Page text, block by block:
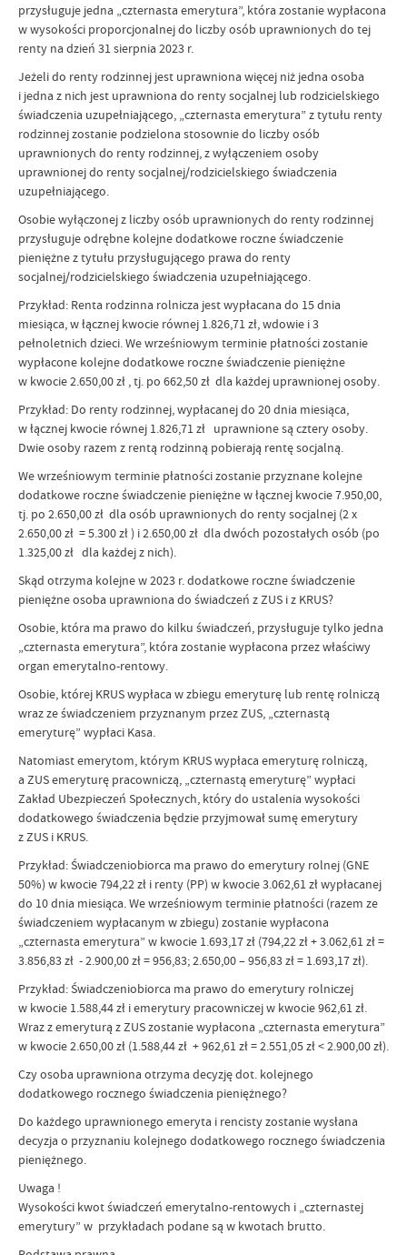
przysługuje jedna „czternasta emerytura”, która zostanie wypłacona
w wysokości proporcjonalnej do liczby osób uprawnionych do tej
renty na dzień 31 sierpnia 2023 r.
Jeżeli do renty rodzinnej jest uprawniona więcej niż jedna osoba
i jedna z nich jest uprawniona do renty socjalnej lub rodzicielskiego
świadczenia uzupełniającego, „czternasta emerytura” z tytułu renty
rodzinnej zostanie podzielona stosownie do liczby osób
uprawnionych do renty rodzinnej, z wyłączeniem osoby
uprawnionej do renty socjalnej/rodzicielskiego świadczenia
uzupełniającego.
Osobie wyłączonej z liczby osób uprawnionych do renty rodzinnej
przysługuje odrębne kolejne dodatkowe roczne świadczenie
pieniężne z tytułu przysługującego prawa do renty
socjalnej/rodzicielskiego świadczenia uzupełniającego.
Przykład: Renta rodzinna rolnicza jest wypłacana do 15 dnia
miesiąca, w łącznej kwocie równej 1.826,71 zł, wdowie i 3
pełnoletnich dzieci. We wrześniowym terminie płatności zostanie
wypłacone kolejne dodatkowe roczne świadczenie pieniężne
w kwocie 2.650,00 zł , tj. po 662,50 zł dla każdej uprawnionej osoby.
Przykład: Do renty rodzinnej, wypłacanej do 20 dnia miesiąca,
w łącznej kwocie równej 1.826,71 zł uprawnione są cztery osoby.
Dwie osoby razem z rentą rodzinną pobierają rentę socjalną.
We wrześniowym terminie płatności zostanie przyznane kolejne
dodatkowe roczne świadczenie pieniężne w łącznej kwocie 7.950,00,
tj. po 2.650,00 zł dla osób uprawnionych do renty socjalnej (2 x
2.650,00 zł = 5.300 zł ) i 2.650,00 zł dla dwóch pozostałych osób (po
1.325,00 zł dla każdej z nich).
Skąd otrzyma kolejne w 2023 r. dodatkowe roczne świadczenie
pieniężne osoba uprawniona do świadczeń z ZUS i z KRUS?
Osobie, która ma prawo do kilku świadczeń, przysługuje tylko jedna
„czternasta emerytura”, która zostanie wypłacona przez właściwy
organ emerytalno-rentowy.
Osobie, której KRUS wypłaca w zbiegu emeryturę lub rentę rolniczą
wraz ze świadczeniem przyznanym przez ZUS, „czternastą
emeryturę” wypłaci Kasa.
Natomiast emerytom, którym KRUS wypłaca emeryturę rolniczą,
a ZUS emeryturę pracowniczą, „czternastą emeryturę” wypłaci
Zakład Ubezpieczeń Społecznych, który do ustalenia wysokości
dodatkowego świadczenia będzie przyjmował sumę emerytury
z ZUS i KRUS.
Przykład: Świadczeniobiorca ma prawo do emerytury rolnej (GNE
50%) w kwocie 794,22 zł i renty (PP) w kwocie 3.062,61 zł wypłacanej
do 10 dnia miesiąca. We wrześniowym terminie płatności (razem ze
świadczeniem wypłacanym w zbiegu) zostanie wypłacona
„czternasta emerytura” w kwocie 1.693,17 zł (794,22 zł + 3.062,61 zł =
3.856,83 zł - 2.900,00 zł = 956,83; 2.650,00 – 956,83 zł = 1.693,17 zł).
Przykład: Świadczeniobiorca ma prawo do emerytury rolniczej
w kwocie 1.588,44 zł i emerytury pracowniczej w kwocie 962,61 zł.
Wraz z emeryturą z ZUS zostanie wypłacona „czternasta emerytura”
w kwocie 2.650,00 zł (1.588,44 zł + 962,61 zł = 2.551,05 zł < 2.900,00 zł).
Czy osoba uprawniona otrzyma decyzję dot. kolejnego
dodatkowego rocznego świadczenia pieniężnego?
Do każdego uprawnionego emeryta i rencisty zostanie wysłana
decyzja o przyznaniu kolejnego dodatkowego rocznego świadczenia
pieniężnego.
Uwaga !
Wysokości kwot świadczeń emerytalno-rentowych i „czternastej
emerytury” w przykładach podane są w kwotach brutto.